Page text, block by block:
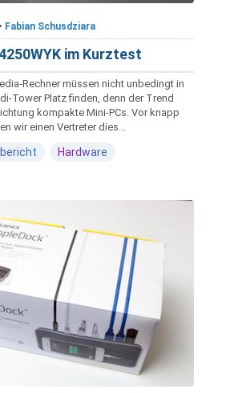
Fabian Schusdziara
im Kurztest
Rechner müssen nicht unbedingt in
Tower Platz finden, denn der Trend
kompakte Mini-PCs. Vor knapp
wir einen Vertreter dies...
Hardware